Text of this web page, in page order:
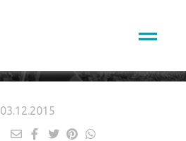
03.12.2015